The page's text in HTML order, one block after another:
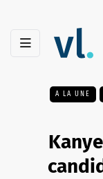
A LA UNE